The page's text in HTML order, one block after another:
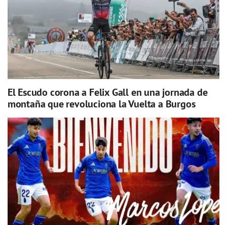
El Escudo corona a Felix Gall en una jornada de
montaña que revoluciona la Vuelta a Burgos